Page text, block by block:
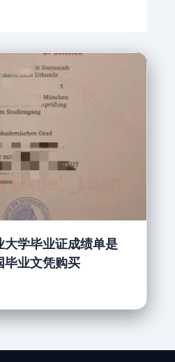
大学毕业证成绩单是
毕业文凭购买